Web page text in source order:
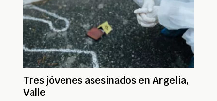
Tres jóvenes asesinados en Argelia,
Valle